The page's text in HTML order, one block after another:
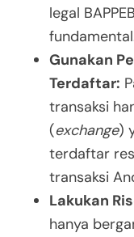
legal
Gunakan
Terdaftar:
transaksi
(exchange)
terdaftar
transaksi
Lakukan
hanya